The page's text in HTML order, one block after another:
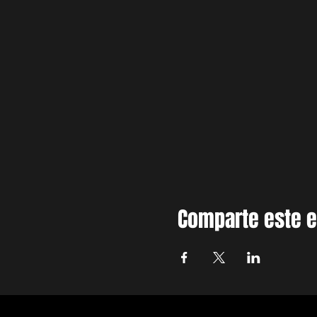
Comparte este